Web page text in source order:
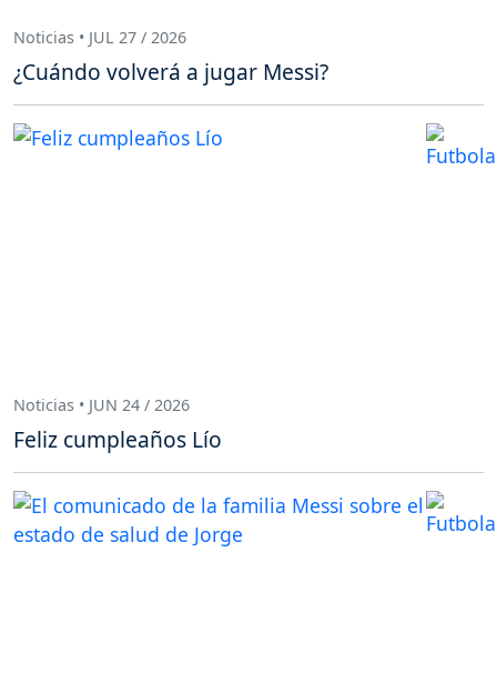
Noticias • JUL 27 / 2026
¿Cuándo volverá a jugar Messi?
Noticias • JUN 24 / 2026
Feliz cumpleaños Lío